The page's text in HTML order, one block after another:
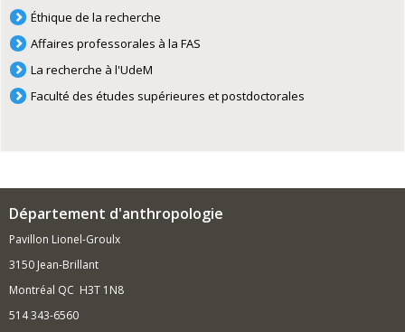
Éthique de la recherche
Affaires professorales à la FAS
La recherche à l'UdeM
Faculté des études supérieures et postdoctorales
Département d'anthropologie
Pavillon Lionel-Groulx
3150 Jean-Brillant
Montréal QC H3T 1N8
514 343-6560